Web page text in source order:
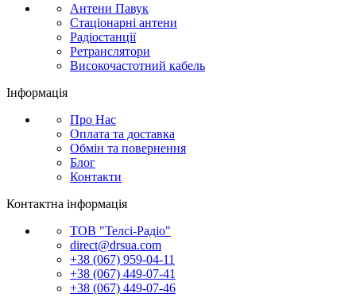
Антени Павук
Стаціонарні антени
Радіостанції
Ретранслятори
Високочастотний кабель
Інформація
Про Нас
Оплата та доставка
Обмін та повернення
Блог
Контакти
Контактна інформація
ТОВ "Телсі-Радіо"
direct@drsua.com
+38 (067) 959-04-11
+38 (067) 449-07-41
+38 (067) 449-07-46